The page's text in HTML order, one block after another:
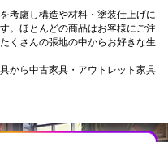
グより、掲載商品の追加を行っ
をご覧ください。
専門のカタログFUJI（富士）が
を開催中です。対象メーカー品
考慮し構造や材料・塗装仕上げに
。ほとんどの商品はお客様にご注
くさんの張地の中からお好きな生
から中古家具・アウトレット家具